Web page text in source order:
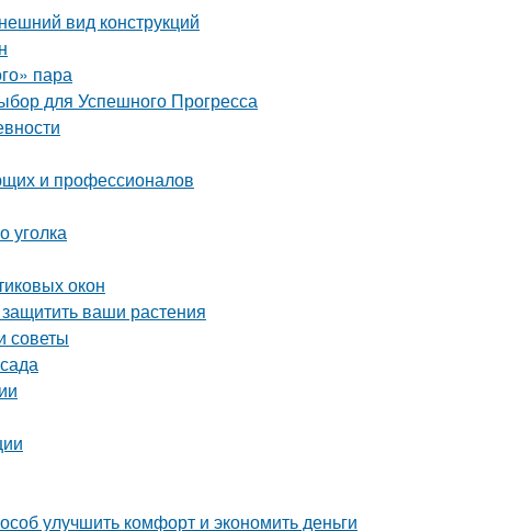
вид конструкций
пара
для Успешного Прогресса
и профессионалов
уголка
окон
ваши растения
советы
улучшить комфорт и экономить деньги